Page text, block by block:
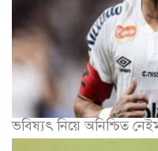
ভবিষ্যৎ নিয়ে অনিশ্চিত